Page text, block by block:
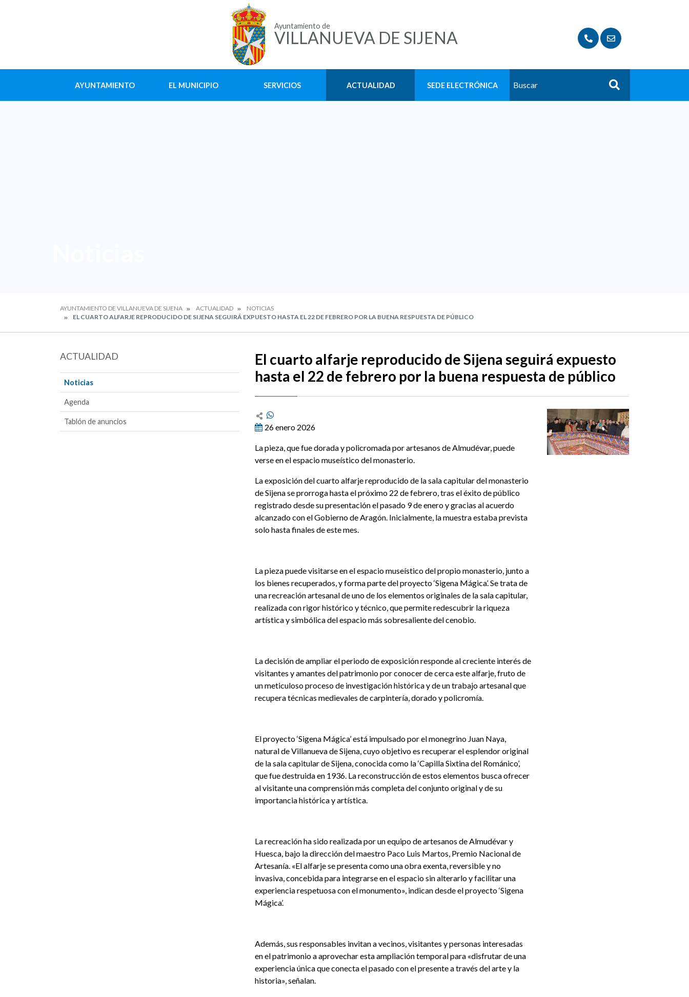
Ayuntamiento de
VILLANUEVA DE SIJENA
AYUNTAMIENTO EL MUNICIPIO SERVICIOS ACTUALIDAD SEDE ELECTRÓNICA Buscar
AYUNTAMIENTO DE VILLANUEVA DE SIJENA ACTUALIDAD
NOTICIAS
EL CUARTO ALFARJE REPRODUCIDO DE SIJENA SEGUIRÁ EXPUESTO HASTA EL 22 DE FEBRERO POR LA BUENA RESPUESTA DE PÚBLICO
ACTUALIDAD
Noticias
Agenda
Tablón de anuncios
El cuarto alfarje reproducido de Sijena seguirá expuesto
hasta el 22 de febrero por la buena respuesta de público
26 enero 2026
La pieza, que fue dorada y policromada por artesanos de Almudévar, puede
verse en el espacio museístico del monasterio.
La exposición del cuarto alfarje reproducido de la sala capitular del monasterio
de Sijena se prorroga hasta el próximo 22 de febrero, tras el éxito de público
registrado desde su presentación el pasado 9 de enero y gracias al acuerdo
alcanzado con el Gobierno de Aragón. Inicialmente, la muestra estaba prevista
solo hasta finales de este mes.
La pieza puede visitarse en el espacio museístico del propio monasterio, junto a
los bienes recuperados, y forma parte del proyecto ‘Sigena Mágica’. Se trata de
una recreación artesanal de uno de los elementos originales de la sala capitular,
realizada con rigor histórico y técnico, que permite redescubrir la riqueza
artística y simbólica del espacio más sobresaliente del cenobio.
La decisión de ampliar el periodo de exposición responde al creciente interés de
visitantes y amantes del patrimonio por conocer de cerca este alfarje, fruto de
un meticuloso proceso de investigación histórica y de un trabajo artesanal que
recupera técnicas medievales de carpintería, dorado y policromía.
El proyecto ‘Sigena Mágica’ está impulsado por el monegrino Juan Naya,
natural de Villanueva de Sijena, cuyo objetivo es recuperar el esplendor original
de la sala capitular de Sijena, conocida como la ‘Capilla Sixtina del Románico’,
que fue destruida en 1936. La reconstrucción de estos elementos busca ofrecer
al visitante una comprensión más completa del conjunto original y de su
importancia histórica y artística.
La recreación ha sido realizada por un equipo de artesanos de Almudévar y
Huesca, bajo la dirección del maestro Paco Luis Martos, Premio Nacional de
Artesanía. «El alfarje se presenta como una obra exenta, reversible y no
invasiva, concebida para integrarse en el espacio sin alterarlo y facilitar una
experiencia respetuosa con el monumento», indican desde el proyecto ‘Sigena
Mágica’.
Además, sus responsables invitan a vecinos, visitantes y personas interesadas
en el patrimonio a aprovechar esta ampliación temporal para «disfrutar de una
experiencia única que conecta el pasado con el presente a través del arte y la
historia», señalan.